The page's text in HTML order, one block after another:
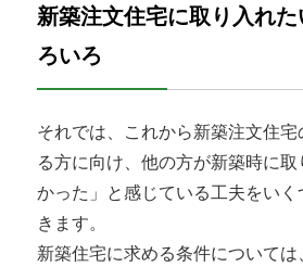
新築注文住宅に取り入れ
ろいろ
それでは、これから新築注文住
る方に向け、他の方が新築時に
かった」と感じている工夫をい
きます。
新築住宅に求める条件について